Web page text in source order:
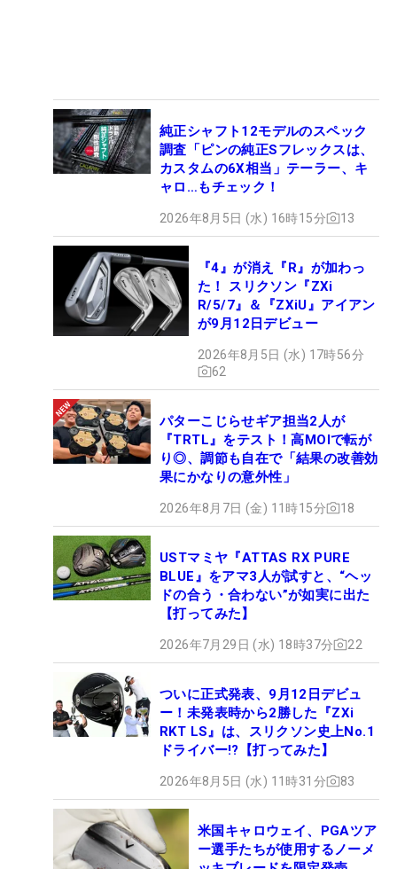
純正シャフト12モデルのスペック
調査「ピンの純正Sフレックスは、
カスタムの6X相当」テーラー、キ
ャロ…もチェック！
2026年8月5日 (水) 16時15分 13
『4』が消え『R』が加わっ
た！ スリクソン『ZXi
R/5/7』＆『ZXiU』アイアン
が9月12日デビュー
2026年8月5日 (水) 17時56分
62
パターこじらせギア担当2人が
『TRTL』をテスト！高MOIで転が
り◎、調節も自在で「結果の改善効
果にかなりの意外性」
2026年8月7日 (金) 11時15分 18
USTマミヤ『ATTAS RX PURE
BLUE』をアマ3人が試すと、“ヘッ
ドの合う・合わない”が如実に出た
【打ってみた】
2026年7月29日 (水) 18時37分 22
ついに正式発表、9月12日デビュ
ー！未発表時から2勝した『ZXi
RKT LS』は、スリクソン史上No.1
ドライバー!?【打ってみた】
2026年8月5日 (水) 11時31分 83
米国キャロウェイ、PGAツア
ー選手たちが使用するノーメ